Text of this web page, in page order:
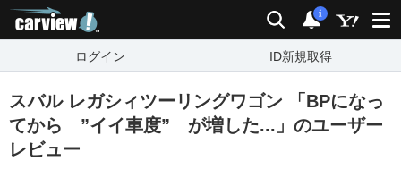
検索 通知
i
ログイン ID新規取得
スバル レガシィツーリングワゴン 「BPになっ
てから ”イイ車度” が増した...」のユーザー
レビュー